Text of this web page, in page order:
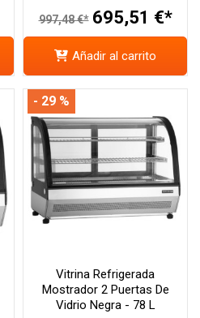
997,48 €* 695,51 €*
Añadir al carrito
Vitrina Refrigerada
Mostrador 2 Puertas De
Vidrio Negra - 78 L
- 29 %